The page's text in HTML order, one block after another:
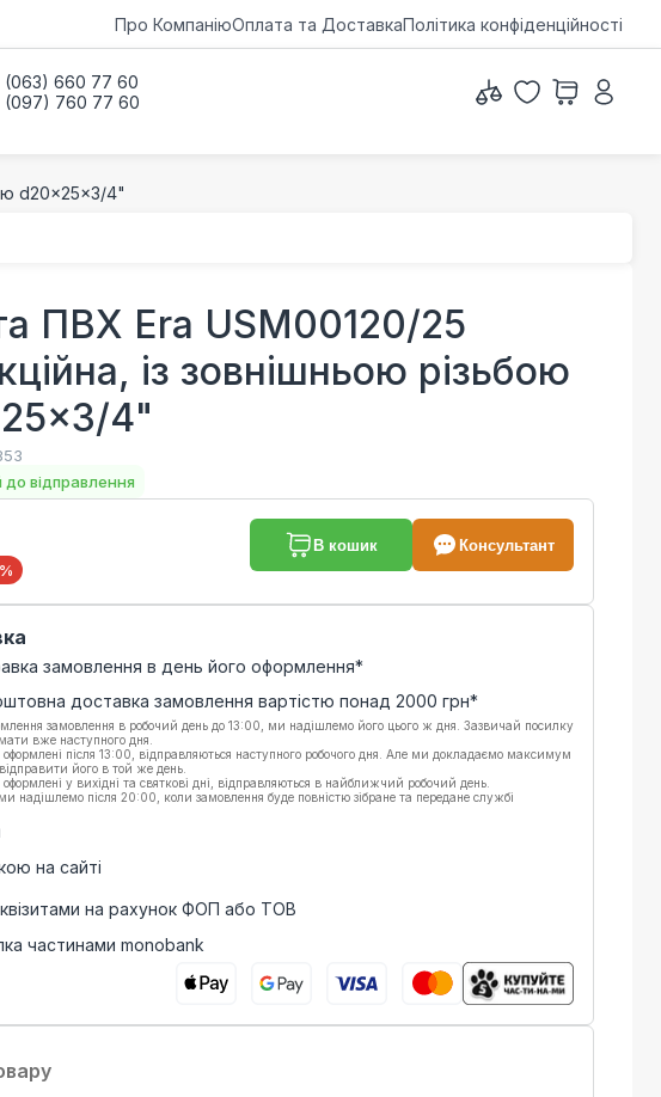
Про КомпаніюОплата та ДоставкаПолітика конфіденційності
(063) 660 77 60
(097) 760 77 60
d20x25x3/4"
ПВХ Era USM00120/25
із зовнішньою різьбою
4"
до відправлення
%
В кошик Консультант
замовлення в день його оформлення*
доставка замовлення вартістю понад 2000 грн*
замовлення в робочий день до 13:00, ми надішлемо його цього ж дня. Зазвичай посилку
вже наступного дня.
після 13:00, відправляються наступного робочого дня. Але ми докладаємо максимум
його в той же день.
у вихідні та святкові дні, відправляються в найближчий робочий день.
надішлемо після 20:00, коли замовлення буде повністю зібране та передане службі
на сайті
на рахунок ФОП або ТОВ
частинами monobank